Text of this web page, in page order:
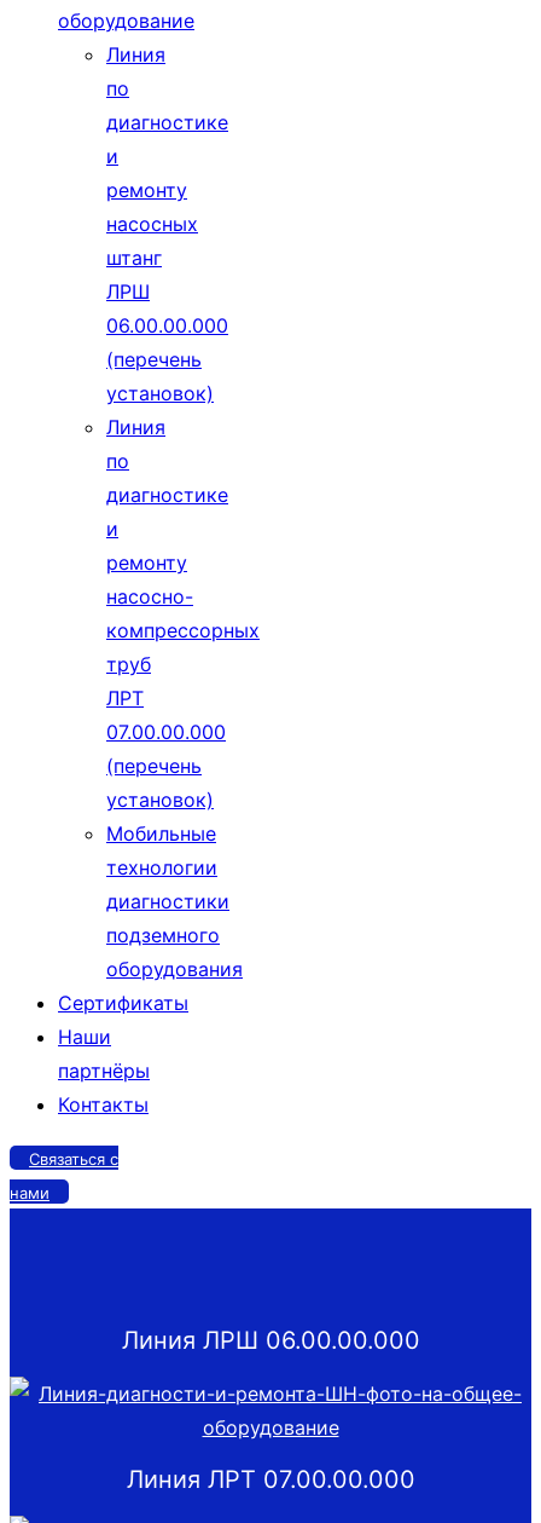
оборудование
Линия
по
диагностике
и
ремонту
насосных
штанг
ЛРШ
06.00.00.000
(перечень
установок)
Линия
по
диагностике
и
ремонту
насосно-
компрессорных
труб
ЛРТ
07.00.00.000
(перечень
установок)
Мобильные
технологии
диагностики
подземного
оборудования
Сертификаты
Наши
партнёры
Контакты
Связаться с
нами
Линия ЛРШ 06.00.00.000
Линия ЛРТ 07.00.00.000